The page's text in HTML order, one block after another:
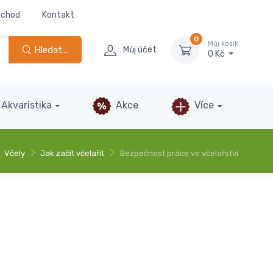
Kontakt
Hledat... Můj účet
0
Můj košík
0 Kč
Akce Více
Včely Jak začít včelařit Bezpečnost práce ve včelařství